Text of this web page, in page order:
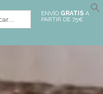
ENVÍO GRATIS A
PARTIR DE 75€